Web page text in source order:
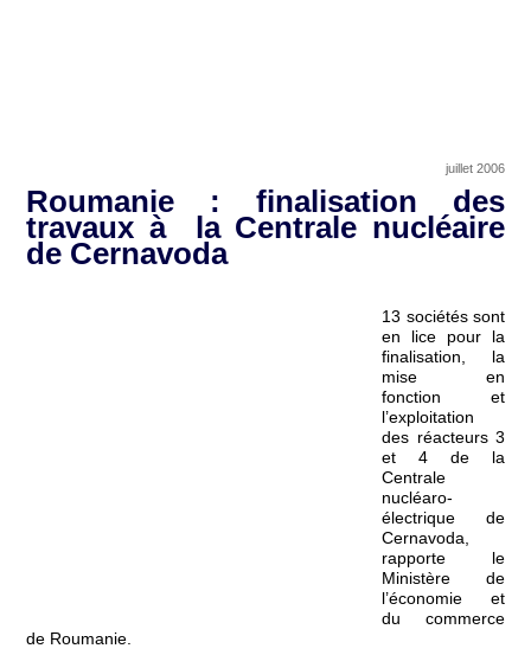
juillet 2006
Roumanie : finalisation des
travaux à la Centrale nucléaire
de Cernavoda
13 sociétés sont
en lice pour la
finalisation, la
mise en
fonction et
l’exploitation
des réacteurs 3
et 4 de la
Centrale
nucléaro-
électrique de
Cernavoda,
rapporte le
Ministère de
l’économie et
du commerce
de Roumanie.